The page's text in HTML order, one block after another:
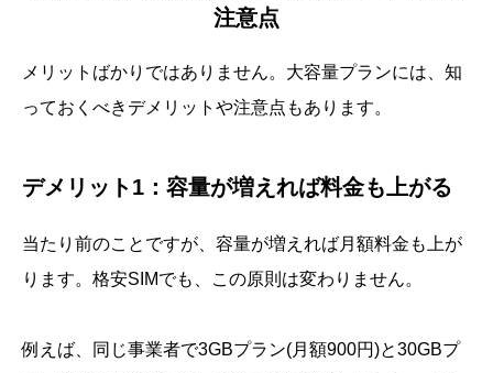
注意点
メリットばかりではありません。大容量プランには、知
っておくべきデメリットや注意点もあります。
デメリット1：容量が増えれば料金も上がる
当たり前のことですが、容量が増えれば月額料金も上が
ります。格安SIMでも、この原則は変わりません。
例えば、同じ事業者で3GBプラン(月額900円)と30GBプ